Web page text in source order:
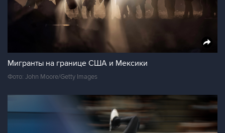
Мигранты на границе США и Мексики
Фото: John Moore/Getty Images